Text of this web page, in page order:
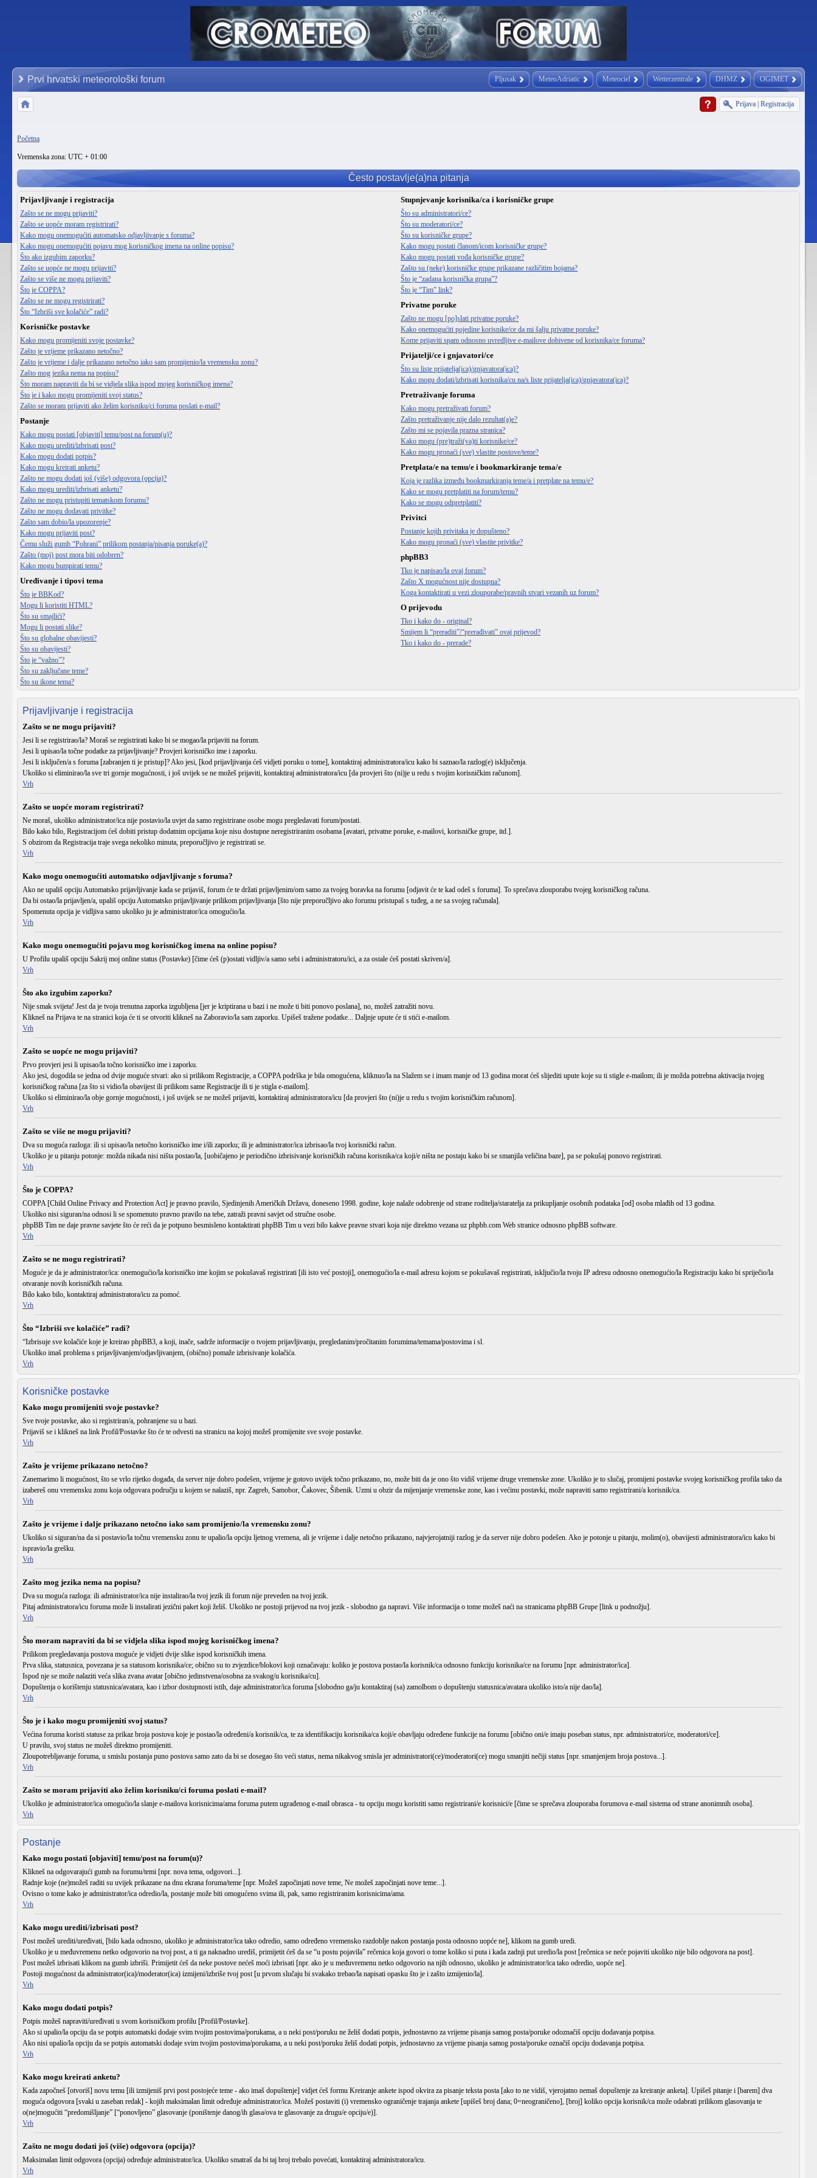
Pljusak MeteoAdriatic Meteociel Wetterzentrale DHMZ OGIMET
Prvi hrvatski meteorološki forum
Prijava Registracija
Početna
Vremenska zona: UTC + 01:00
Često postavlje(a)na pitanja
Prijavljivanje i registracija
Zašto se ne mogu prijaviti?
Zašto se uopće moram registrirati?
Kako mogu onemogućiti automatsko odjavljivanje s foruma?
Kako mogu onemogućiti pojavu mog korisničkog imena na online popisu?
Što ako izgubim zaporku?
Zašto se uopće ne mogu prijaviti?
Zašto se više ne mogu prijaviti?
Što je COPPA?
Zašto se ne mogu registrirati?
Što “Izbriši sve kolačiće” radi?
Korisničke postavke
Kako mogu promijeniti svoje postavke?
Zašto je vrijeme prikazano netočno?
Zašto je vrijeme i dalje prikazano netočno iako sam promijenio/la vremensku zonu?
Zašto mog jezika nema na popisu?
Što moram napraviti da bi se vidjela slika ispod mojeg korisničkog imena?
Što je i kako mogu promijeniti svoj status?
Zašto se moram prijaviti ako želim korisniku/ci foruma poslati e-mail?
Postanje
Kako mogu postati [objaviti] temu/post na forum(u)?
Kako mogu urediti/izbrisati post?
Kako mogu dodati potpis?
Kako mogu kreirati anketu?
Zašto ne mogu dodati još (više) odgovora (opcija)?
Kako mogu urediti/izbrisati anketu?
Zašto ne mogu pristupiti tematskom forumu?
Zašto ne mogu dodavati privitke?
Zašto sam dobio/la upozorenje?
Kako mogu prijaviti post?
Čemu služi gumb “Pohrani” prilikom postanja/pisanja poruke(a)?
Zašto (moj) post mora biti odobren?
Kako mogu bumpirati temu?
Uređivanje i tipovi tema
Što je BBKod?
Mogu li koristiti HTML?
Što su smajlići?
Mogu li postati slike?
Što su globalne obavijesti?
Što su obavijesti?
Što je “važno”?
Što su zaključane teme?
Što su ikone tema?
Stupnjevanje korisnika/ca i korisničke grupe
Što su administratori/ce?
Što su moderatori/ce?
Što su korisničke grupe?
Kako mogu postati članom/icom korisničke grupe?
Kako mogu postati vođa korisničke grupe?
Zašto su (neke) korisničke grupe prikazane različitim bojama?
Što je “zadana korisnička grupa”?
Što je “Tim” link?
Privatne poruke
Zašto ne mogu [po]slati privatne poruke?
Kako onemogućiti pojedine korisnike/ce da mi šalju privatne poruke?
Kome prijaviti spam odnosno uvredljive e-mailove dobivene od korisnika/ce foruma?
Prijatelji/ce i gnjavatori/ce
Što su liste prijatelja(ica)/gnjavatora(ica)?
Kako mogu dodati/izbrisati korisnika/cu na/s liste prijatelja(ica)/gnjavatora(ica)?
Pretraživanje foruma
Kako mogu pretraživati forum?
Zašto pretraživanje nije dalo rezultat(a)e?
Zašto mi se pojavila prazna stranica?
Kako mogu (pre)traži(va)ti korisnike/ce?
Kako mogu pronaći (sve) vlastite postove/teme?
Pretplata/e na temu/e i bookmarkiranje tema/e
Koja je razlika između bookmarkiranja teme/a i pretplate na temu/e?
Kako se mogu pretplatiti na forum/temu?
Kako se mogu odpretplatiti?
Privitci
Postanje kojih privitaka je dopušteno?
Kako mogu pronaći (sve) vlastite privitke?
phpBB3
Tko je napisao/la ovaj forum?
Zašto X mogućnost nije dostupna?
Koga kontaktirati u vezi zlouporabe/pravnih stvari vezanih uz forum?
O prijevodu
Tko i kako do - original?
Smijem li “preraditi”/“prerađivati” ovaj prijevod?
Tko i kako do - prerade?
Prijavljivanje i registracija
Zašto se ne mogu prijaviti?
Jesi li se registrirao/la? Moraš se registrirati kako bi se mogao/la prijaviti na forum.
Jesi li upisao/la točne podatke za prijavljivanje? Provjeri korisničko ime i zaporku.
Jesi li isključen/a s foruma [zabranjen ti je pristup]? Ako jesi, [kod prijavljivanja ćeš vidjeti poruku o tome], kontaktiraj administratora/icu kako bi saznao/la razlog(e) isključenja.
Ukoliko si eliminirao/la sve tri gornje mogućnosti, i još uvijek se ne možeš prijaviti, kontaktiraj administratora/icu [da provjeri što (ni)je u redu s tvojim korisničkim računom].
Vrh
Zašto se uopće moram registrirati?
Ne moraš, ukoliko administrator/ica nije postavio/la uvjet da samo registrirane osobe mogu pregledavati forum/postati.
Bilo kako bilo, Registracijom ćeš dobiti pristup dodatnim opcijama koje nisu dostupne neregistriranim osobama [avatari, privatne poruke, e-mailovi, korisničke grupe, itd.].
S obzirom da Registracija traje svega nekoliko minuta, preporučljivo je registrirati se.
Vrh
Kako mogu onemogućiti automatsko odjavljivanje s foruma?
Ako ne upališ opcijuAutomatsko prijavljivanje kada se prijaviš, forum će te držati prijavljenim/om samo za tvojeg boravka na forumu [odjavit će te kad odeš s foruma]. To sprečava zlouporabu tvojeg korisničkog računa.
Da bi ostao/la prijavljen/a, upališ opcijuAutomatsko prijavljivanje prilikom prijavljivanja [što nije preporučljivo ako forumu pristupaš s tuđeg, a ne sa svojeg računala].
Spomenuta opcija je vidljiva samo ukoliko ju je administrator/ica omogućio/la.
Vrh
Kako mogu onemogućiti pojavu mog korisničkog imena na online popisu?
U Profilu upališ opciju Sakrij moj online status (Postavke) [čime ćeš (p)ostati vidljiv/a samo sebi i administratoru/ici, a za ostale ćeš postati skriven/a].
Vrh
Što ako izgubim zaporku?
Nije smak svijeta! Jest da je tvoja trenutna zaporka izgubljena [jer je kriptirana u bazi i ne može ti biti ponovo poslana], no, možeš zatražiti novu.
Klikneš na Prijava te na stranici koja će ti se otvoriti klikneš na Zaboravio/la sam zaporku. Upišeš tražene podatke... Daljnje upute će ti stići e-mailom.
Vrh
Zašto se uopće ne mogu prijaviti?
Prvo provjeri jesi li upisao/la točno korisničko ime i zaporku.
Ako jesi, dogodila se jedna od dvije moguće stvari: ako si prilikom Registracije, a COPPA podrška je bila omogućena, kliknuo/la na Slažem se i imam manje od 13 godina morat ćeš slijediti upute koje su ti stigle e-mailom; ili je možda potrebna aktivacija tvojeg
korisničkog računa [za što si vidio/la obavijest ili prilikom same Registracije ili ti je stigla e-mailom].
Ukoliko si eliminirao/la obje gornje mogućnosti, i još uvijek se ne možeš prijaviti, kontaktiraj administratora/icu [da provjeri što (ni)je u redu s tvojim korisničkim računom].
Vrh
Zašto se više ne mogu prijaviti?
Dva su moguća razloga: ili si upisao/la netočno korisničko ime i/ili zaporku; ili je administrator/ica izbrisao/la tvoj korisnički račun.
Ukoliko je u pitanju potonje: možda nikada nisi ništa postao/la, [uobičajeno je periodično izbrisivanje korisničkih računa korisnika/ca koji/e ništa ne postaju kako bi se smanjila veličina baze], pa se pokušaj ponovo registrirati.
Vrh
Što je COPPA?
COPPA [Child Online Privacy and Protection Act] je pravno pravilo, Sjedinjenih Američkih Država, doneseno 1998. godine, koje nalaže odobrenje od strane roditelja/staratelja za prikupljanje osobnih podataka [od] osoba mlađih od 13 godina.
Ukoliko nisi siguran/na odnosi li se spomenuto pravno pravilo na tebe, zatraži pravni savjet od stručne osobe.
phpBB Tim ne daje pravne savjete što će reći da je potpuno besmisleno kontaktirati phpBB Tim u vezi bilo kakve pravne stvari koja nije direktno vezana uz phpbb.com Web stranice odnosno phpBB software.
Vrh
Zašto se ne mogu registrirati?
Moguće je da je administrator/ica: onemogućio/la korisničko ime kojim se pokušavaš registrirati [ili isto već postoji], onemogućio/la e-mail adresu kojom se pokušavaš registrirati, isključio/la tvoju IP adresu odnosno onemogućio/la Registraciju kako bi spriječio/la
otvaranje novih korisničkih računa.
Bilo kako bilo, kontaktiraj administratora/icu za pomoć.
Vrh
Što “Izbriši sve kolačiće” radi?
“Izbrisuje sve kolačiće koje je kreirao phpBB3, a koji, inače, sadrže informacije o tvojem prijavljivanju, pregledanim/pročitanim forumima/temama/postovima i sl.
Ukoliko imaš problema s prijavljivanjem/odjavljivanjem, (obično) pomaže izbrisivanje kolačića.
Vrh
Korisničke postavke
Kako mogu promijeniti svoje postavke?
Sve tvoje postavke, ako si registriran/a, pohranjene su u bazi.
Prijaviš se i klikneš na link Profil/Postavke što će te odvesti na stranicu na kojoj možeš promijenite sve svoje postavke.
Vrh
Zašto je vrijeme prikazano netočno?
Zanemarimo li mogućnost, što se vrlo rijetko događa, da server nije dobro podešen, vrijeme je gotovo uvijek točno prikazano, no, može biti da je ono što vidiš vrijeme druge vremenske zone. Ukoliko je to slučaj, promijeni postavke svojeg korisničkog profila tako da
izabereš onu vremensku zonu koja odgovara području u kojem se nalaziš, npr. Zagreb, Samobor, Čakovec, Šibenik. Uzmi u obzir da mijenjanje vremenske zone, kao i većinu postavki, može napraviti samo registrirani/a korisnik/ca.
Vrh
Zašto je vrijeme i dalje prikazano netočno iako sam promijenio/la vremensku zonu?
Ukoliko si siguran/na da si postavio/la točnu vremensku zonu te upalio/la opciju ljetnog vremena, ali je vrijeme i dalje netočno prikazano, najvjerojatniji razlog je da server nije dobro podešen. Ako je potonje u pitanju, molim(o), obavijesti administratora/icu kako bi
ispravio/la grešku.
Vrh
Zašto mog jezika nema na popisu?
Dva su moguća razloga: ili administrator/ica nije instalirao/la tvoj jezik ili forum nije preveden na tvoj jezik.
Pitaj administratora/icu foruma može li instalirati jezični paket koji želiš. Ukoliko ne postoji prijevod na tvoj jezik - slobodno ga napravi. Više informacija o tome možeš naći na stranicama phpBB Grupe [link u podnožju].
Vrh
Što moram napraviti da bi se vidjela slika ispod mojeg korisničkog imena?
Prilikom pregledavanja postova moguće je vidjeti dvije slike ispod korisničkih imena.
Prva slika, statusnica, povezana je sa statusom korisnika/ce; obično su to zvjezdice/blokovi koji označavaju: koliko je postova postao/la korisnik/ca odnosno funkciju korisnika/ce na forumu [npr. administrator/ica].
Ispod nje se može nalaziti veća slika zvana avatar [obično jedinstvena/osobna za svakog/u korisnika/cu].
Dopuštenja o korištenju statusnica/avatara, kao i izbor dostupnosti istih, daje administrator/ica foruma [slobodno ga/ju kontaktiraj (sa) zamolbom o dopuštenju statusnica/avatara ukoliko isto/a nije dao/la].
Vrh
Što je i kako mogu promijeniti svoj status?
Većina foruma koristi statuse za prikaz broja postova koje je postao/la određeni/a korisnik/ca, te za identifikaciju korisnika/ca koji/e obavljaju određene funkcije na forumu [obično oni/e imaju poseban status, npr. administratori/ce, moderatori/ce].
U pravilu, svoj status ne možeš direktno promijeniti.
Zloupotrebljavanje foruma, u smislu postanja puno postova samo zato da bi se dosegao što veći status, nema nikakvog smisla jer administratori(ce)/moderatori(ce) mogu smanjiti nečiji status [npr. smanjenjem broja postova...].
Vrh
Zašto se moram prijaviti ako želim korisniku/ci foruma poslati e-mail?
Ukoliko je administrator/ica omogućio/la slanje e-mailova korisnicima/ama foruma putem ugrađenog e-mail obrasca - tu opciju mogu koristiti samo registrirani/e korisnici/e [čime se sprečava zlouporaba forumova e-mail sistema od strane anonimnih osoba].
Vrh
Postanje
Kako mogu postati [objaviti] temu/post na forum(u)?
Klikneš na odgovarajući gumb na forumu/temi [npr. nova tema, odgovori...].
Radnje koje (ne)možeš raditi su uvijek prikazane na dnu ekrana foruma/teme [npr. Možeš započinjati nove teme, Ne možeš započinjati nove teme...].
Ovisno o tome kako je administrator/ica odredio/la, postanje može biti omogućeno svima ili, pak, samo registriranim korisnicima/ama.
Vrh
Kako mogu urediti/izbrisati post?
Post možeš urediti/uređivati, [bilo kada odnosno, ukoliko je administrator/ica tako odredio, samo određeno vremensko razdoblje nakon postanja posta odnosno uopće ne], klikom na gumb uredi.
Ukoliko je u međuvremenu netko odgovorio na tvoj post, a ti ga naknadno urediš, primijetit ćeš da se “u postu pojavila” rečenica koja govori o tome koliko si puta i kada zadnji put uredio/la post [rečenica se neće pojaviti ukoliko nije bilo odgovora na post].
Post možeš izbrisati klikom na gumb izbriši. Primijetit ćeš da neke postove nećeš moći izbrisati [npr. ako je u međuvremenu netko odgovorio na njih odnosno, ukoliko je administrator/ica tako odredio, uopće ne].
Postoji mogućnost da administrator(ica)/moderator(ica) izmijeni/izbriše tvoj post [u prvom slučaju bi svakako trebao/la napisati opasku što je i zašto izmijenio/la].
Vrh
Kako mogu dodati potpis?
Potpis možeš napraviti/uređivati u svom korisničkom profilu [Profil/Postavke].
Ako si upalio/la opciju da se potpis automatski dodaje svim tvojim postovima/porukama, a u neki post/poruku ne želiš dodati potpis, jednostavno za vrijeme pisanja samog posta/poruke odoznačiš opciju dodavanja potpisa.
Ako nisi upalio/la opciju da se potpis automatski dodaje svim tvojim postovima/porukama, a u neki post/poruku želiš dodati potpis, jednostavno za vrijeme pisanja samog posta/poruke označiš opciju dodavanja potpisa.
Vrh
Kako mogu kreirati anketu?
Kada započneš [otvoriš] novu temu [ili izmijeniš prvi post postojeće teme - ako imaš dopuštenje] vidjet ćeš formu Kreiranje ankete ispod okvira za pisanje teksta posta [ako to ne vidiš, vjerojatno nemaš dopuštenje za kreiranje anketa]. Upišeš pitanje i [barem] dva
moguća odgovora [svaki u zaseban redak] - kojih maksimalan limit određuje administrator/ica. Možeš postaviti (i) vremensko ograničenje trajanja ankete [upišeš broj dana; 0=neograničeno], [broj] koliko opcija korisnik/ca može odabrati prilikom glasovanja te
o(ne)mogućiti “predomišljanje” [“ponovljeno” glasovanje (poništenje danog/ih glasa/ova te glasovanje za drugu/e opciju/e)].
Vrh
Zašto ne mogu dodati još (više) odgovora (opcija)?
Maksimalan limit odgovora (opcija) određuje administrator/ica. Ukoliko smatraš da bi taj broj trebalo povećati, kontaktiraj administratora/icu.
Vrh